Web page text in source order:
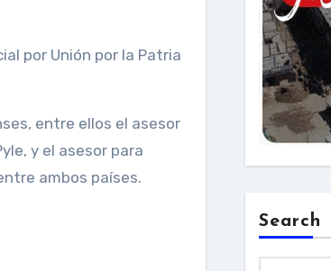
por Unión por la Patria
entre ellos el asesor
y el asesor para
ambos países.
Search